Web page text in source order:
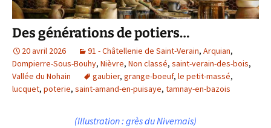
Des générations de potiers…
20 avril 2026 91 - Châtellenie de Saint-Verain, Arquian,
Dompierre-Sous-Bouhy, Nièvre, Non classé, saint-verain-des-bois,
Vallée du Nohain
gaubier, grange-boeuf, le petit-massé,
lucquet, poterie, saint-amand-en-puisaye, tamnay-en-bazois
(Illustration : grès du Nivernais)